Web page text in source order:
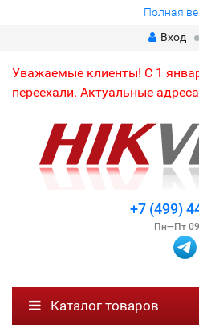
Полная
Вход
Уважаемые клиенты! С 1
переехали. Актуальные
+7 (499)
Пн—Пт
Каталог товаров